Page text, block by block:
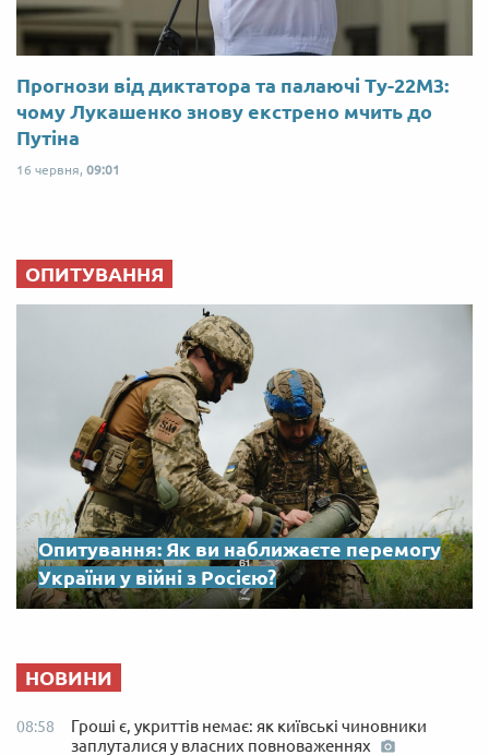
Прогнози від диктатора та палаючі Ту-22М3:
чому Лукашенко знову екстрено мчить до
Путіна
16 червня, 09:01
ОПИТУВАННЯ
Опитування: Як ви наближаєте перемогу
України у війні з Росією?
НОВИНИ
08:58
Гроші є, укриттів немає: як київські чиновники
заплуталися у власних повноваженнях